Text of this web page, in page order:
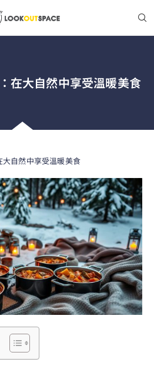
在大自然中享受溫暖美食
自然中享受溫暖美食